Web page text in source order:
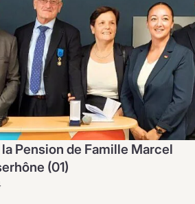
Pension de Famille Marcel
(01)